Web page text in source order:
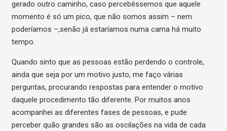
gerado outro caminho, caso percebêssemos que aquele
momento é só um pico, que não somos assim ­­– nem
poderíamos –,senão já estaríamos numa cama há muito
tempo.
Quando sinto que as pessoas estão perdendo o controle,
ainda que seja por um motivo justo, me faço várias
perguntas, procurando respostas para entender o motivo
daquele procedimento tão diferente. Por muitos anos
acompanhei as diferentes fases de pessoas, e pude
perceber quão grandes são as oscilações na vida de cada